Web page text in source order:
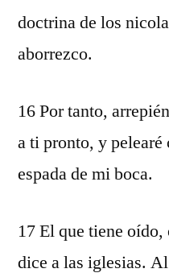
doctrina de los
aborrezco.
16 Por tanto,
a ti pronto, y
espada de mi boca.
17 El que tiene
dice a las iglesias.